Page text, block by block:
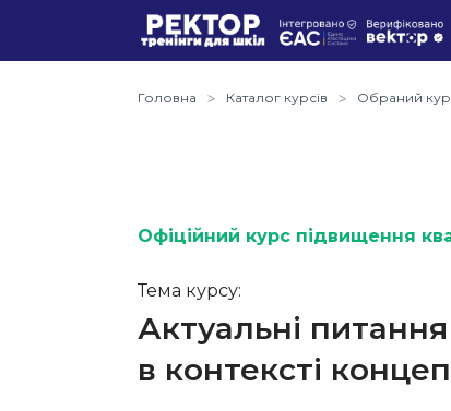
Головна Каталог курсів Обраний
Офіційний курс підвищення
Тема курсу:
Актуальні
в контексті